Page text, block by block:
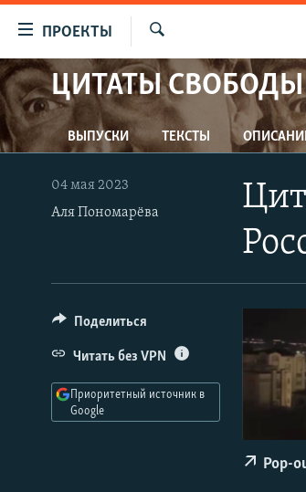
упрощенного
доступа
Вернуться
к
основному
содержанию
Вернутся
ПРОЕКТЫ
ПРОГРАММЫ
ПОДКАСТЫ
АВТОРСКИЕ ПРОЕКТЫ
ЦИТАТЫ СВОБОДЫ
МНЕНИЯ
IDEL.РЕАЛИИ
КАВКАЗ.РЕАЛИИ
СЕВЕР.РЕАЛИИ
СИБИРЬ.РЕАЛИИ
РАСПИСАНИЕ ВЕЩАНИЯ
Искать
ЦИТАТЫ СВОБОДЫ
ВЫПУСКИ ТЕКСТЫ
04 мая 2023
Аля Пономарёва
Pop-
Поделиться
Читать без VPN
Приоритетный источник в
Google